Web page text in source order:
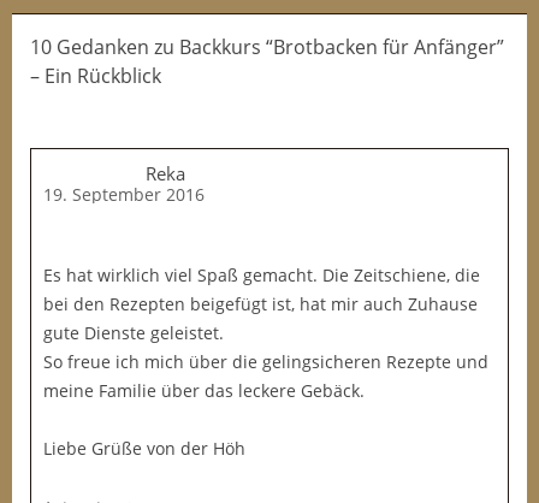
10 Gedanken zu Backkurs “Brotbacken für Anfänger”
– Ein Rückblick
Reka
19. September 2016
Es hat wirklich viel Spaß gemacht. Die Zeitschiene, die
bei den Rezepten beigefügt ist, hat mir auch Zuhause
gute Dienste geleistet.
So freue ich mich über die gelingsicheren Rezepte und
meine Familie über das leckere Gebäck.
Liebe Grüße von der Höh